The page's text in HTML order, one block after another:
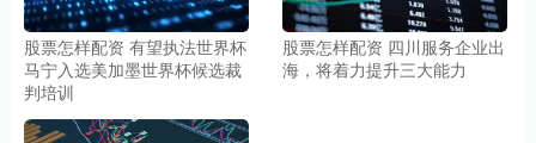
股票怎样配资 有望执法世界杯
马宁入选美加墨世界杯候选裁
判培训
股票怎样配资 四川服务企业出
海，将着力提升三大能力